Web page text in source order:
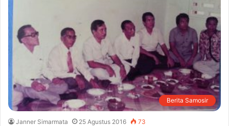
Berita Samosir
Janner Simarmata 25 Agustus 2016 73